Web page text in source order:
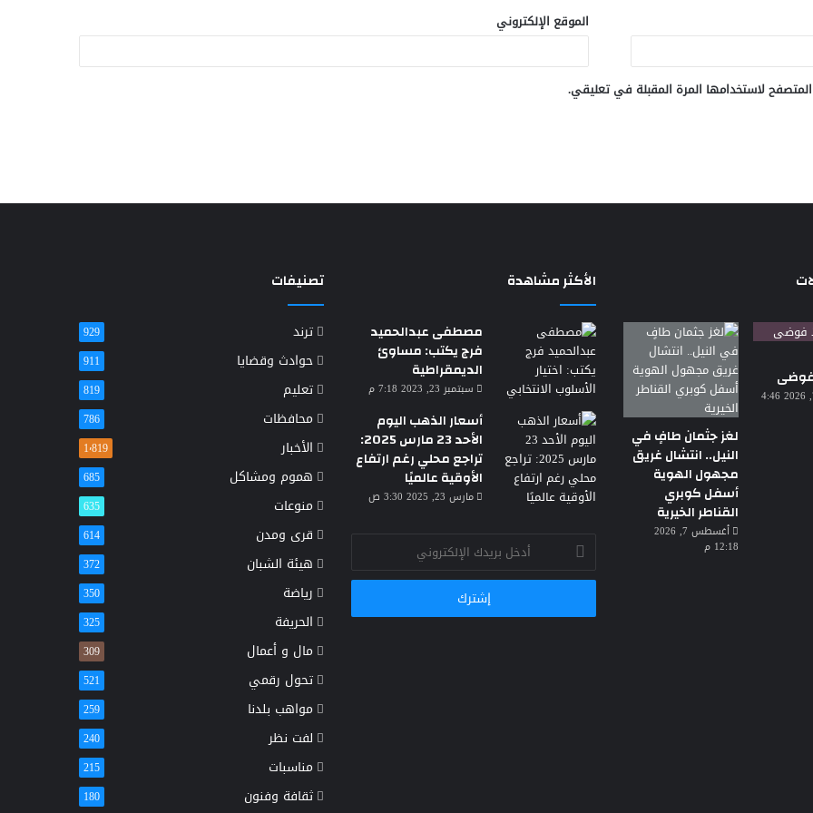
الموقع الإلكتروني
لاستخدامها المرة المقبلة في تعليقي.
فوضى
أغسطس 7, 2026 4:46
لغز جثمان طافٍ في
النيل.. انتشال غريق
مجهول الهوية
أسفل كوبري
القناطر الخيرية
أغسطس 7, 2026
12:18 م
الأكثر مشاهدة
مصطفى عبدالحميد
فرج يكتب: مساوئ
الديمقراطية
سبتمبر 23, 2023 7:18 م
أسعار الذهب اليوم
الأحد 23 مارس 2025:
تراجع محلي رغم ارتفاع
الأوقية عالميًا
مارس 23, 2025 3:30 ص
أدخل
بريدك
الإلكتروني
تصنيفات
ترند 929
حوادث وقضايا 911
تعليم 819
محافظات 786
الأخبار 1٬819
هموم ومشاكل 685
منوعات 635
قرى ومدن 614
هيئة الشبان 372
رياضة 350
الحريفة 325
مال و أعمال 309
تحول رقمي 521
مواهب بلدنا 259
لفت نظر 240
مناسبات 215
ثقافة وفنون 180